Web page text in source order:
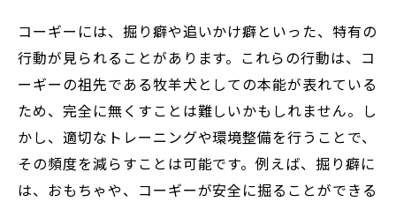
コーギーには、掘り癖や追いかけ癖といった、特有の
行動が見られることがあります。これらの行動は、コ
ーギーの祖先である牧羊犬としての本能が表れている
ため、完全に無くすことは難しいかもしれません。し
かし、適切なトレーニングや環境整備を行うことで、
その頻度を減らすことは可能です。例えば、掘り癖に
は、おもちゃや、コーギーが安全に掘ることができる